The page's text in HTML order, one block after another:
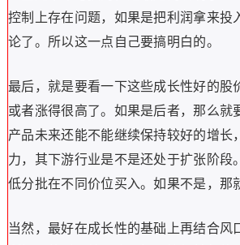
控制上存在问题，如果是把利润拿来投
论了。所以这一点自己要搞明白的。
最后，就是要看一下这些成长性好的股
或者涨得很高了。如果是后者，那么就
产品未来还能不能继续保持较好的增长
力，其下游行业是不是还处于扩张阶段
低分批在不同价位买入。如果不是，那
当然，最好在成长性的基础上再结合风